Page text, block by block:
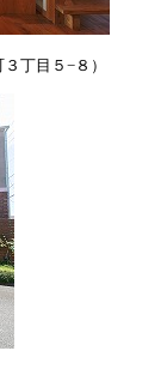
丁目５−８）